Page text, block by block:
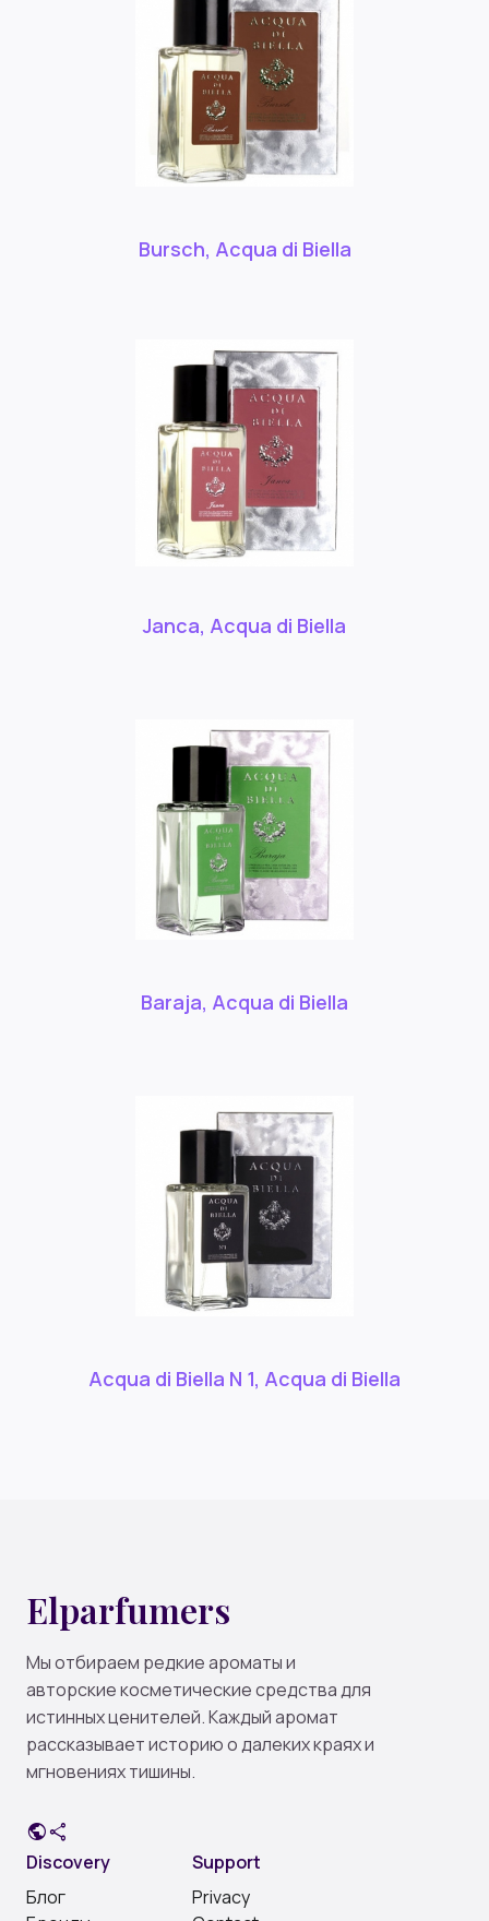
Bursch, Acqua di Biella
Janca, Acqua di Biella
Baraja, Acqua di Biella
Acqua di Biella N 1, Acqua di Biella
Elparfumers
Мы отбираем редкие ароматы и
авторские косметические средства для
истинных ценителей. Каждый аромат
рассказывает историю о далеких краях и
мгновениях тишины.
publicshare
Discovery
Блог
Support
Privacy